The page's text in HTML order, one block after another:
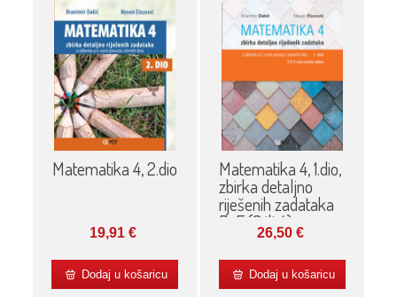
Matematika 4, 2.dio
19,91€
Dodaj u košaricu
Matematika 4, 1.dio,
zbirka detaljno
riješenih zadataka
D-E (3 ili 4)
26,50€
Dodaj u košaricu